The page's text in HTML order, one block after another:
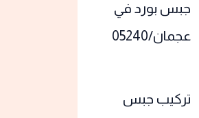
جبس بورد في
عجمان/05240
تركيب جبس